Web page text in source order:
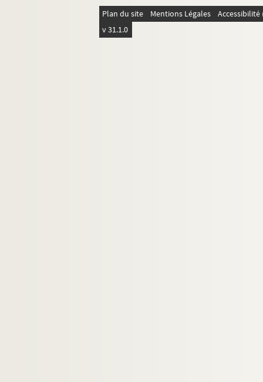
Plan du site Mentions Légales
v 31.1.0